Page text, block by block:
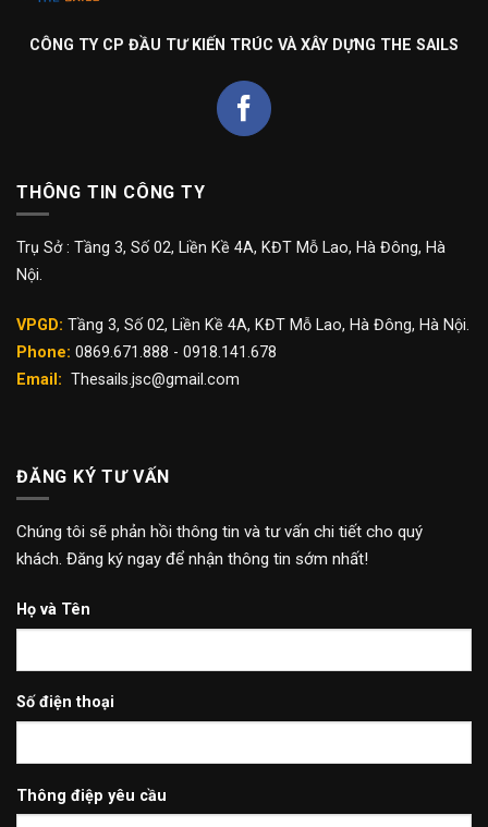
CÔNG TY CP ĐẦU TƯ KIẾN TRÚC VÀ XÂY DỰNG THE SAILS
THÔNG TIN CÔNG TY
Trụ Sở : Tầng 3, Số 02, Liền Kề 4A, KĐT Mỗ Lao, Hà Đông, Hà
Nội.
VPGD: Tầng 3, Số 02, Liền Kề 4A, KĐT Mỗ Lao, Hà Đông, Hà Nội.
Phone: 0869.671.888 - 0918.141.678
Email: Thesails.jsc@gmail.com
ĐĂNG KÝ TƯ VẤN
Chúng tôi sẽ phản hồi thông tin và tư vấn chi tiết cho quý
khách. Đăng ký ngay để nhận thông tin sớm nhất!
Họ và Tên
Số điện thoại
Thông điệp yêu cầu